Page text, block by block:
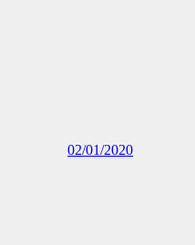
02/01/2020